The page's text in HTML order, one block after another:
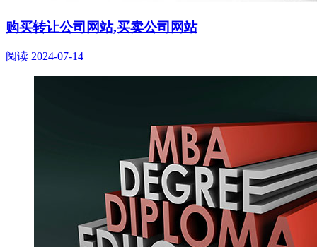
购买转让公司网站,买卖公司网站
阅读 2024-07-14